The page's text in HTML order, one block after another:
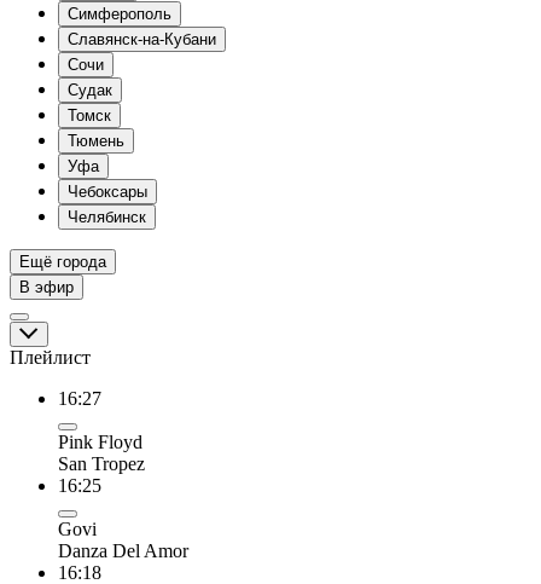
Симферополь
Славянск-на-Кубани
Сочи
Судак
Томск
Тюмень
Уфа
Чебоксары
Челябинск
Ещё города
В эфир
Плейлист
16:27
Pink Floyd
San Tropez
16:25
Govi
Danza Del Amor
16:18